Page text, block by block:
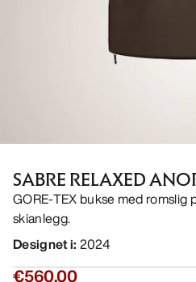
SABRE RELAXED
GORE-TEX bukse med
skianlegg.
Designet i: 2024
€560.00